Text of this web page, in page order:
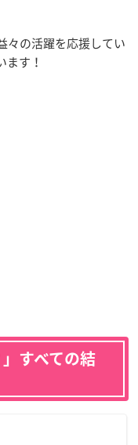
々の活躍を応援してい
す！
」すべての結